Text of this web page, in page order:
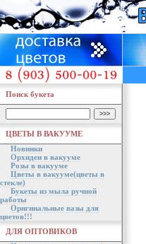
Поиск букета
ЦВЕТЫ В ВАКУУМЕ
Новинки
Орхидеи в вакууме
Розы в вакууме
Цветы в вакууме(цветы в
стекле)
Букеты из мыла ручной
работы
Оригинальные вазы для
цветов!!!
ДЛЯ ОПТОВИКОВ